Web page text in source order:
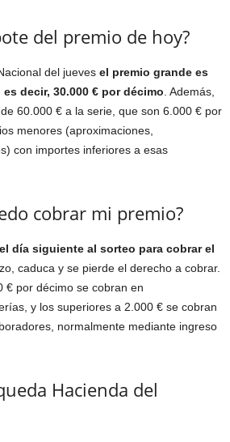
del premio de hoy?
del jueves el premio grande es
es decir, 30.000 € por décimo . Además,
60.000 € a la serie, que son 6.000 € por
menores (aproximaciones,
con importes inferiores a esas
cobrar mi premio?
día siguiente al sorteo para cobrar el
caduca y se pierde el derecho a cobrar.
€ por décimo se cobran en
y los superiores a 2.000 € se cobran
normalmente mediante ingreso
Hacienda del